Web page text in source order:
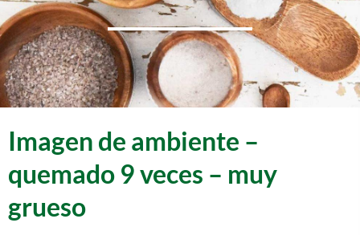
Imagen de ambiente –
quemado 9 veces – muy
grueso